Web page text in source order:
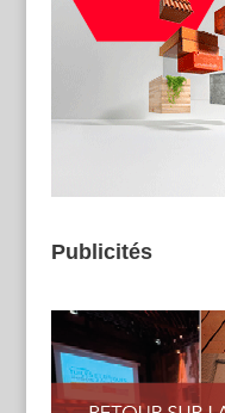
Publicités